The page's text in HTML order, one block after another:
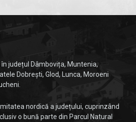
județul Dâmbovița, Muntenia,
Dobrești, Glod, Lunca, Moroeni
nordică a județului, cuprinzând
o bună parte din Parcul Natural